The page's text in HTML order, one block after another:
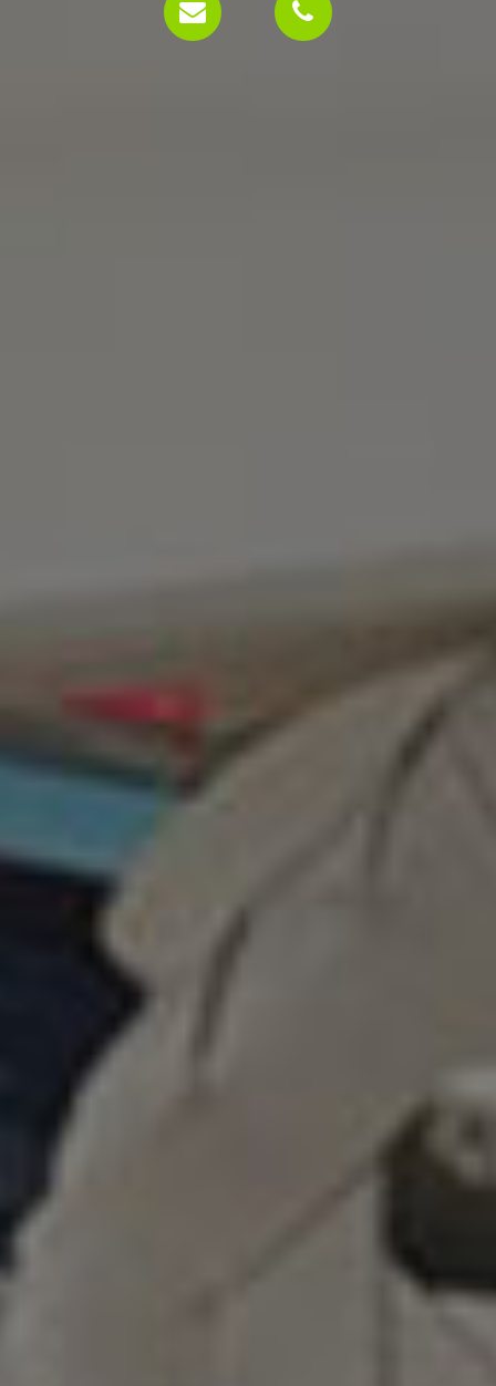
email phone